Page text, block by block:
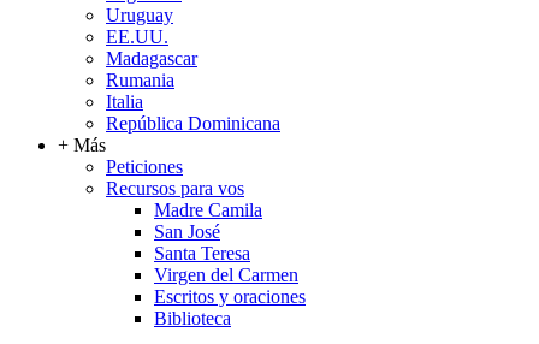
Uruguay
EE.UU.
Madagascar
Rumania
Italia
República Dominicana
+ Más
Peticiones
Recursos para vos
Madre Camila
San José
Santa Teresa
Virgen del Carmen
Escritos y oraciones
Biblioteca